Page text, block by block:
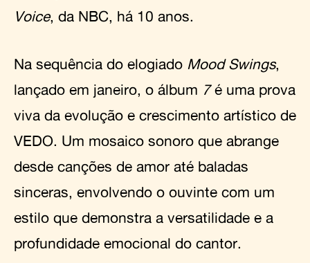
Voice, da NBC, há 10 anos.
Na sequência do elogiado Mood Swings,
lançado em janeiro, o álbum 7é uma prova
viva da evolução e crescimento artístico de
VEDO. Um mosaico sonoro que abrange
desde canções de amor até baladas
sinceras, envolvendo o ouvinte com um
estilo que demonstra a versatilidade e a
profundidade emocional do cantor.